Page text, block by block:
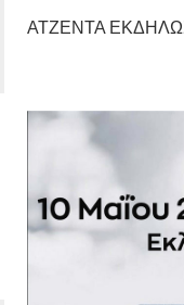
ΑΤΖΕΝΤΑ